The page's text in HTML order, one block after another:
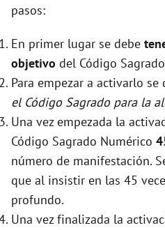
pasos:
En primer lugar se debe
objetivo del Código
Para empezar a activarlo
el Código Sagrado para la
Una vez empezada la
Código Sagrado Numérico
número de manifestación.
que al insistir en las 45
profundo.
Una vez finalizada la